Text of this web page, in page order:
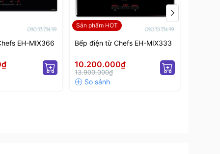
EH-MIX366
Sản phẩm HOT
Bếp điện từ Chefs EH-MIX333
10.200.000₫
13.900.000₫